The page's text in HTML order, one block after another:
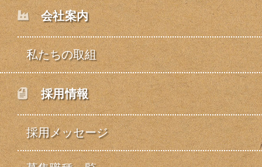
会社案内
私たちの取組
採用情報
採用メッセージ